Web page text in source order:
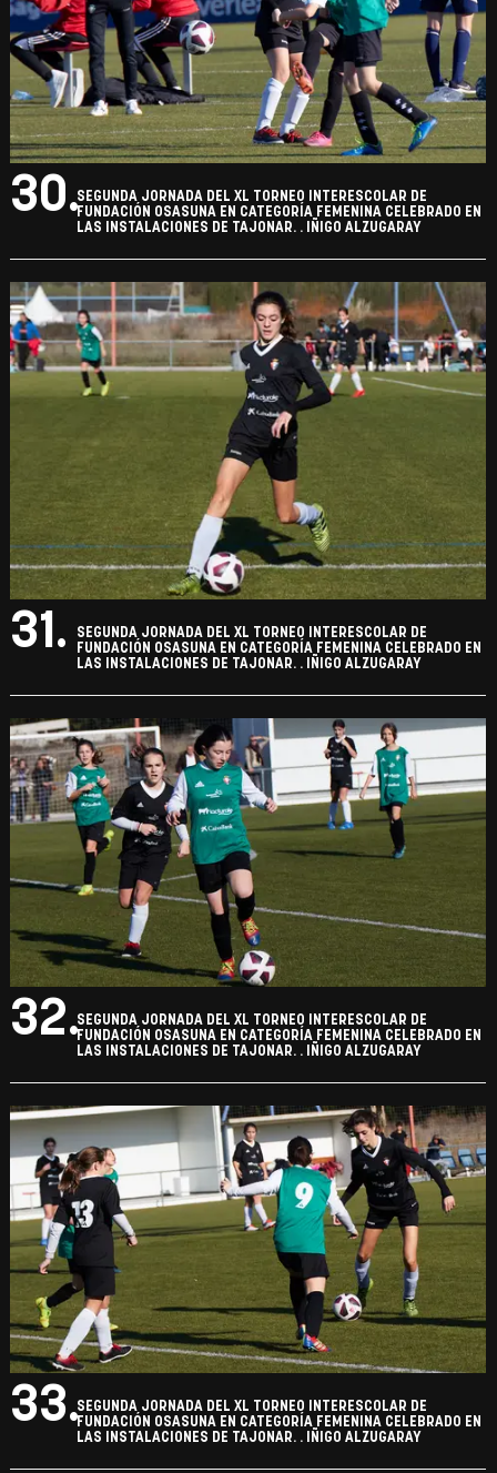
30.SEGUNDA JORNADA DEL XL TORNEO INTERESCOLAR DE
FUNDACIÓN OSASUNA EN CATEGORÍA FEMENINA CELEBRADO EN
LAS INSTALACIONES DE TAJONAR. . IÑIGO ALZUGARAY
31.
SEGUNDA JORNADA DEL XL TORNEO INTERESCOLAR DE
FUNDACIÓN OSASUNA EN CATEGORÍA FEMENINA CELEBRADO EN
LAS INSTALACIONES DE TAJONAR. . IÑIGO ALZUGARAY
32.SEGUNDA JORNADA DEL XL TORNEO INTERESCOLAR DE
FUNDACIÓN OSASUNA EN CATEGORÍA FEMENINA CELEBRADO EN
LAS INSTALACIONES DE TAJONAR. . IÑIGO ALZUGARAY
33.SEGUNDA JORNADA DEL XL TORNEO INTERESCOLAR DE
FUNDACIÓN OSASUNA EN CATEGORÍA FEMENINA CELEBRADO EN
LAS INSTALACIONES DE TAJONAR. . IÑIGO ALZUGARAY